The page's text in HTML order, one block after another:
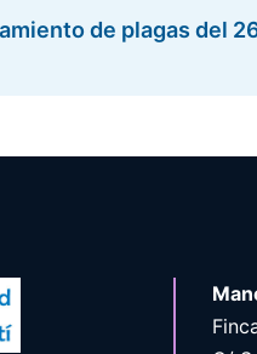
de plagas del